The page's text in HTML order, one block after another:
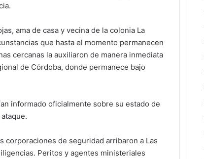
ama de casa y vecina de la colonia La
que hasta el momento permanecen
cercanas la auxiliaron de manera inmediata
de Córdoba, donde permanece bajo
informado oficialmente sobre su estado de
de seguridad arribaron a Las
Peritos y agentes ministeriales